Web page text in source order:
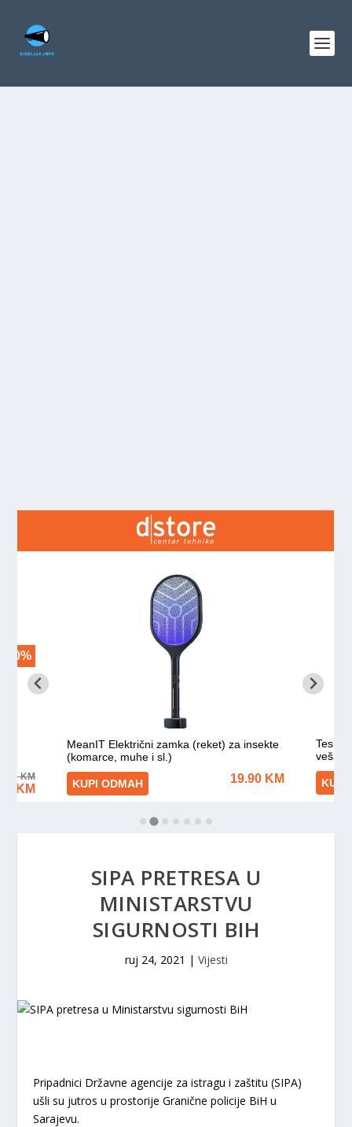
SIPA PRETRESA U
MINISTARSTVU
SIGURNOSTI BIH
ruj 24, 2021 | Vijesti
Pripadnici Državne agencije za istragu i zaštitu (SIPA)
ušli su jutros u prostorije Granične policije BiH u
Sarajevu.